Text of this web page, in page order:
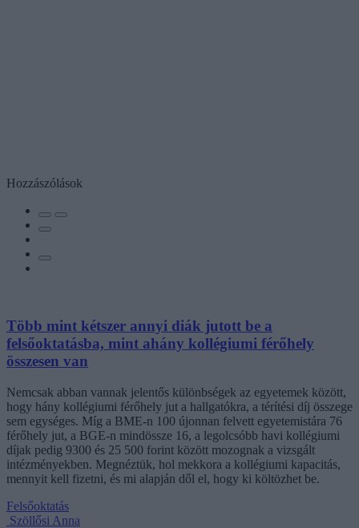
Hozzászólások
Több mint kétszer annyi diák jutott be a
felsőoktatásba, mint ahány kollégiumi férőhely
összesen van
Nemcsak abban vannak jelentős különbségek az egyetemek között,
hogy hány kollégiumi férőhely jut a hallgatókra, a térítési díj összege
sem egységes. Míg a BME-n 100 újonnan felvett egyetemistára 76
férőhely jut, a BGE-n mindössze 16, a legolcsóbb havi kollégiumi
díjak pedig 9300 és 25 500 forint között mozognak a vizsgált
intézményekben. Megnéztük, hol mekkora a kollégiumi kapacitás,
mennyit kell fizetni, és mi alapján dől el, hogy ki költözhet be.
Felsőoktatás
Szöllősi Anna